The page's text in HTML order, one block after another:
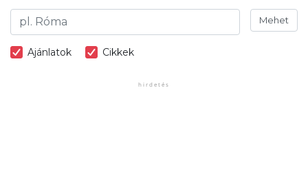
Mehet
Ajánlatok Cikkek